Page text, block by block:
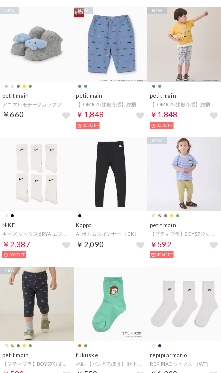
petit main
￥660
NEW
petit main
￥1,848
NEW
30%OFF
petit main
￥1,848
NEW
30%OFF
NIKE
￥2,387
30%OFF
Kappa
AI ボトムスインナー （BK）
￥2,090
petit main
￥592
NEW
40%OFF
petit main
NEW
fukuske repipi armario
REPIPIAO ソックス （WT）